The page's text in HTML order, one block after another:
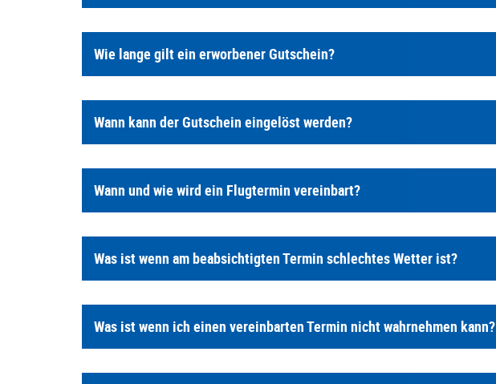
Wie lange gilt ein erworbener Gutschein?
Wann kann der Gutschein eingelöst werden?
Wann und wie wird ein Flugtermin vereinbart?
Was ist wenn am beabsichtigten Termin schlechtes Wetter ist?
Was ist wenn ich einen vereinbarten Termin nicht wahrnehmen kann?